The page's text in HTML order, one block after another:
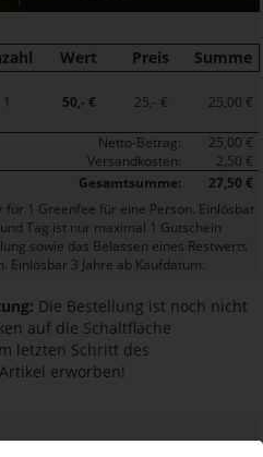
Wert Preis Summe
1 50,- € 25,- € 25,00 €
Netto-Betrag:
25,00 €
Versandkosten:
2,50 €
Gesamtsumme:
27,50 €
für 1 Greenfee für eine Person. Einlösbar
Tag ist nur maximal 1 Gutschein
sowie das Belassen eines Restwerts
Einlösbar 3 Jahre ab Kaufdatum.
Die Bestellung ist noch nicht
auf die Schaltfläche
letzten Schritt des
erworben!